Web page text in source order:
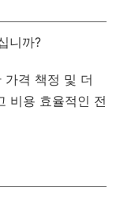
니까?
가격 책정 및 더
비용 효율적인 전